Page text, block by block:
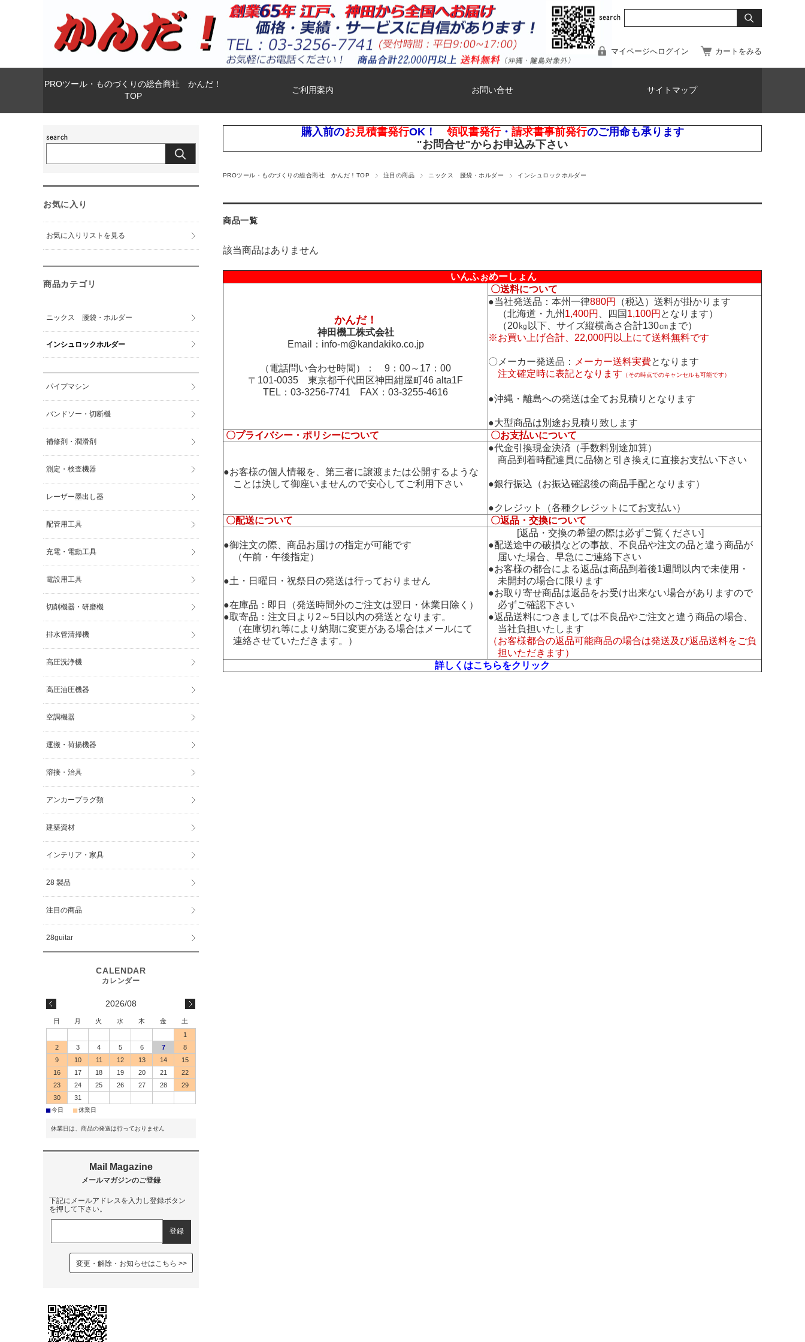
マイページへログイン カートをみる
PROツール・ものづくりの総合商社 かんだ！
TOP
ご利用案内 お問い合せ サイトマップ
購入前のお見積書発行OK！ 領収書発行・ 請求書事前発行のご用命も承ります
"お問合せ"からお申込み下さい
PROツール・ものづくりの総合商社 かんだ！TOP 注目の商品 ニックス 腰袋・ホルダー インシュロックホルダー
商品一覧
該当商品はありません
いんふぉめーしょん
かんだ！
神田機工株式会社
Email： info-m@kandakiko.co.jp
（電話問い合わせ時間）： 9：00～17：00
〒101-0035 東京都千代田区神田紺屋町46 alta1F
TEL：03-3256-7741 FAX：03-3255-4616
〇送料について
●当社発送品：本州一律880円
（税込）送料が掛かります
（北海道・九州 1,400円 、四国 1,100円 となります）
（20㎏以下、サイズ縦横高さ合計130㎝まで）
※お買い上げ合計、22,000円以上にて送料無料です
〇メーカー発送品： メーカー送料実費となります
注文確定時に表記となります （その時点でのキャンセルも可能です）
●沖縄・離島への発送は全てお見積りとなります
●大型商品は別途お見積り致します
〇プライバシー・ポリシーについて
〇お支払いについて
●お客様の個人情報を、第三者に譲渡または公開するような
ことは決して御座いませんので安心してご利用下さい
●代金引換現金決済（手数料別途加算）
商品到着時配達員に品物と引き換えに直接お支払い下さい
●銀行振込（お振込確認後の商品手配となります）
●クレジット（各種クレジットにてお支払い）
〇配送について
〇返品・交換について
●御注文の際、商品お届けの指定が可能です
（午前・午後指定）
●土・日曜日・祝祭日の発送は行っておりません
●在庫品：即日（発送時間外のご注文は翌日・休業日除く）
●取寄品：注文日より2～5日以内の発送となります。
（在庫切れ等により納期に変更がある場合はメールにて
連絡させていただきます。）
[返品・交換の希望の際は必ずご覧ください]
●配送途中の破損などの事故、不良品や注文の品と違う商品が
届いた場合、早急にご連絡下さい
●お客様の都合による返品は商品到着後1週間以内で未使用・
未開封の場合に限ります
●お取り寄せ商品は返品をお受け出来ない場合がありますので
必ずご確認下さい
●返品送料につきましては不良品やご注文と違う商品の場合、
当社負担いたします
（お客様都合の返品可能商品の場合は発送及び返品送料をご負
担いただきます）
詳しくはこちらをクリック
お気に入り
お気に入りリストを見る
商品カテゴリ
ニックス 腰袋・ホルダー
インシュロックホルダー
パイプマシン
バンドソー・切断機
補修剤・潤滑剤
測定・検査機器
レーザー墨出し器
配管用工具
充電・電動工具
電設用工具
切削機器・研磨機
排水管清掃機
高圧洗浄機
高圧油圧機器
空調機器
運搬・荷揚機器
溶接・治具
アンカープラグ類
建築資材
インテリア・家具
28 製品
注目の商品
28guitar
2026/08
日 月 火 水 木 金
土
1
2
3 4 5 6 7
8
9
10 11 12 13 14
15
16
17 18 19 20 21
22
23
24 25 26 27 28
29
30
31
■今日 ■休業日
休業日は、商品の発送は行っておりません
下記にメールアドレスを入力し登録ボタン
を押して下さい。
変更・解除・お知らせはこちら